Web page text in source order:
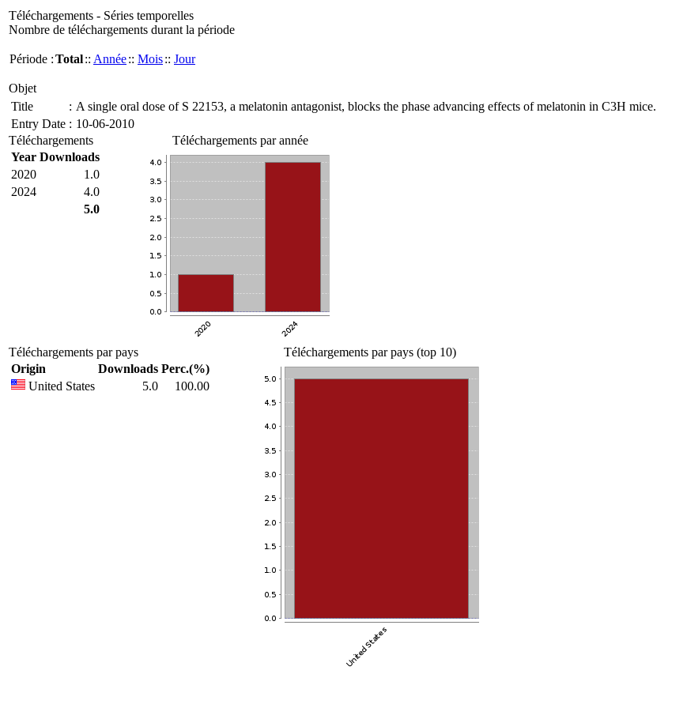
Téléchargements - Séries temporelles
Nombre de téléchargements durant la période
Période :Total:: Année:: Mois:: Jour
Objet
Title
: A single oral dose of S 22153, a melatonin antagonist, blocks the phase advancing effects of melatonin in C3H mice.
Entry Date : 10-06-2010
Téléchargements
Year Downloads
2020
1.0
2024
4.0
5.0
Téléchargements par année
Téléchargements par pays
Origin
Downloads Perc.(%)
United States
5.0 100.00
Téléchargements par pays (top 10)